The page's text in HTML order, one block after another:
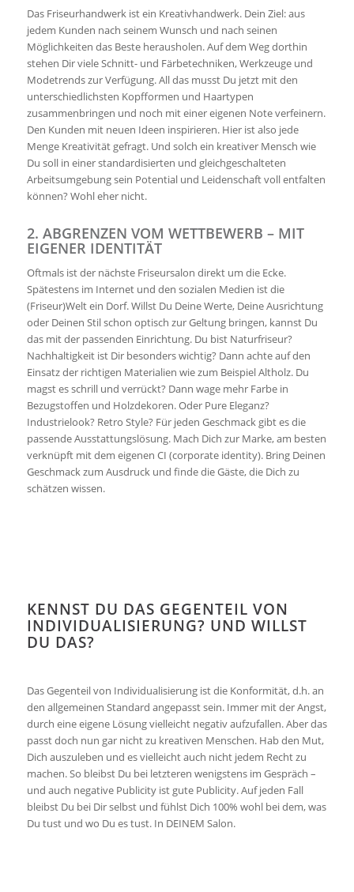
Das Friseurhandwerk ist ein Kreativhandwerk. Dein Ziel: aus
jedem Kunden nach seinem Wunsch und nach seinen
Möglichkeiten das Beste herausholen. Auf dem Weg dorthin
stehen Dir viele Schnitt- und Färbetechniken, Werkzeuge und
Modetrends zur Verfügung. All das musst Du jetzt mit den
unterschiedlichsten Kopfformen und Haartypen
zusammenbringen und noch mit einer eigenen Note verfeinern.
Den Kunden mit neuen Ideen inspirieren. Hier ist also jede
Menge Kreativität gefragt. Und solch ein kreativer Mensch wie
Du soll in einer standardisierten und gleichgeschalteten
Arbeitsumgebung sein Potential und Leidenschaft voll entfalten
können? Wohl eher nicht.
2. ABGRENZEN VOM WETTBEWERB – MIT
EIGENER IDENTITÄT
Oftmals ist der nächste Friseursalon direkt um die Ecke.
Spätestens im Internet und den sozialen Medien ist die
(Friseur)Welt ein Dorf. Willst Du Deine Werte, Deine Ausrichtung
oder Deinen Stil schon optisch zur Geltung bringen, kannst Du
das mit der passenden Einrichtung. Du bist Naturfriseur?
Nachhaltigkeit ist Dir besonders wichtig? Dann achte auf den
Einsatz der richtigen Materialien wie zum Beispiel Altholz. Du
magst es schrill und verrückt? Dann wage mehr Farbe in
Bezugstoffen und Holzdekoren. Oder Pure Eleganz?
Industrielook? Retro Style? Für jeden Geschmack gibt es die
passende Ausstattungslösung. Mach Dich zur Marke, am besten
verknüpft mit dem eigenen CI (corporate identity). Bring Deinen
Geschmack zum Ausdruck und finde die Gäste, die Dich zu
schätzen wissen.
KENNST DU DAS GEGENTEIL VON
INDIVIDUALISIERUNG? UND WILLST
DU DAS?
Das Gegenteil von Individualisierung ist die Konformität, d.h. an
den allgemeinen Standard angepasst sein. Immer mit der Angst,
durch eine eigene Lösung vielleicht negativ aufzufallen. Aber das
passt doch nun gar nicht zu kreativen Menschen. Hab den Mut,
Dich auszuleben und es vielleicht auch nicht jedem Recht zu
machen. So bleibst Du bei letzteren wenigstens im Gespräch –
und auch negative Publicity ist gute Publicity. Auf jeden Fall
bleibst Du bei Dir selbst und fühlst Dich 100% wohl bei dem, was
Du tust und wo Du es tust. In DEINEM Salon.